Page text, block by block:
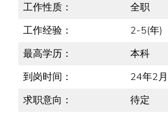
工作性质：
全职
工作经验：
2-5(年)
最高学历：
本科
到岗时间：
24年2月
求职意向：
待定